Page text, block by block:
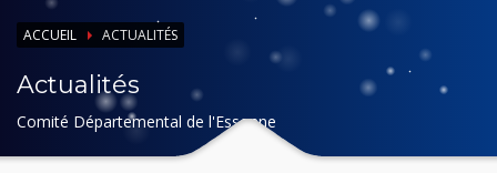
ACCUEIL ACTUALITÉS
Actualités
Comité Départemental de l'Essonne